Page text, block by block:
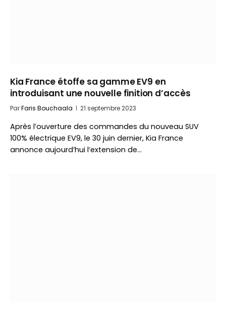
Kia France étoffe sa gamme EV9 en
introduisant une nouvelle finition d’accès
ParFaris Bouchaala 21 septembre 2023
Après l’ouverture des commandes du nouveau SUV
100% électrique EV9, le 30 juin dernier, Kia France
annonce aujourd’hui l’extension de…